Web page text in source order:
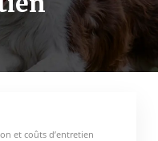
et coûts d’entretien